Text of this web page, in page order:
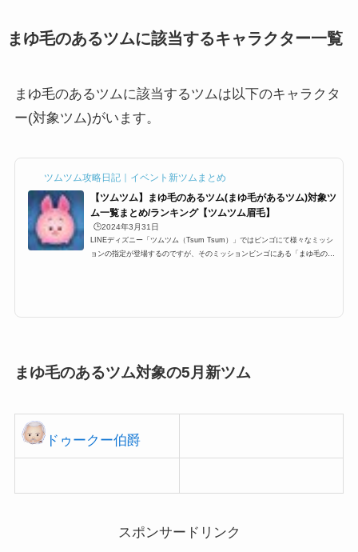
まゆ毛のあるツムに該当するキャラクター一覧
まゆ毛のあるツムに該当するツムは以下のキャラクタ
ー(対象ツム)がいます。
ツムツム攻略日記｜イベント新ツムまとめ
【ツムツム】まゆ毛のあるツム(まゆ毛があるツム)対象ツ
ム一覧まとめ/ランキング【ツムツム眉毛】
🕒️2024年3月31日
LINEディズニー「ツムツム（Tsum Tsum）」ではビンゴにて様々なミッシ
ョンの指定が登場するのですが、そのミッションビンゴにある「まゆ毛のあ
まゆ毛のあるツム対象の5月新ツム
ドゥークー伯爵
スポンサードリンク